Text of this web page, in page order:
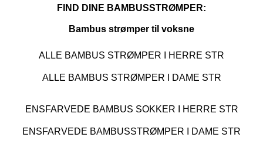
FIND DINE BAMBUSSTRØMPER:
Bambus strømper til voksne
ALLE BAMBUS STRØMPER I HERRE STR
ALLE BAMBUS STRØMPER I DAME STR
ENSFARVEDE BAMBUS SOKKER I HERRE STR
ENSFARVEDE BAMBUSSTRØMPER I DAME STR